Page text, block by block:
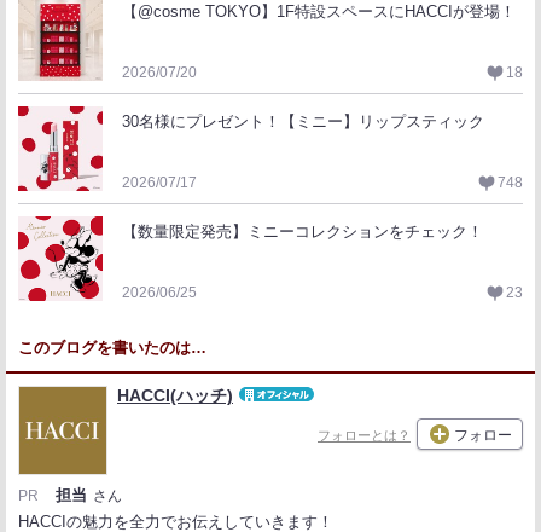
【@cosme TOKYO】1F特設スペースにHACCIが登場！
2026/07/20 18
30名様にプレゼント！【ミニー】リップスティック
2026/07/17 748
【数量限定発売】ミニーコレクションをチェック！
2026/06/25 23
このブログを書いたのは…
HACCI(ハッチ)
フォローとは？ フォロー
PR 担当 さん
HACCIの魅力を全力でお伝えしていきます！